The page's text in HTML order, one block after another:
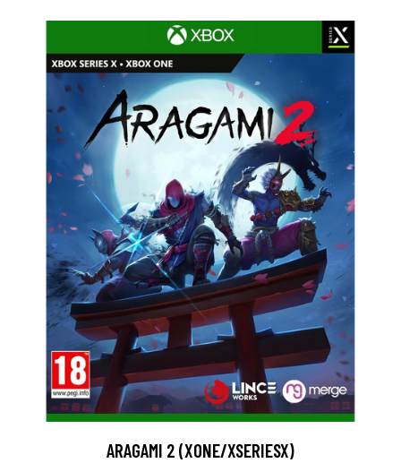
ARAGAMI 2 (XONE/XSERIESX)